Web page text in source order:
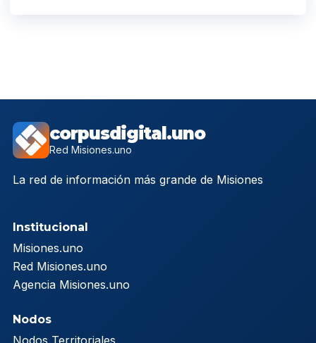
corpusdigital.uno
Red Misiones.uno
La red de información más grande de Misiones
Institucional
Misiones.uno
Red Misiones.uno
Agencia Misiones.uno
Nodos